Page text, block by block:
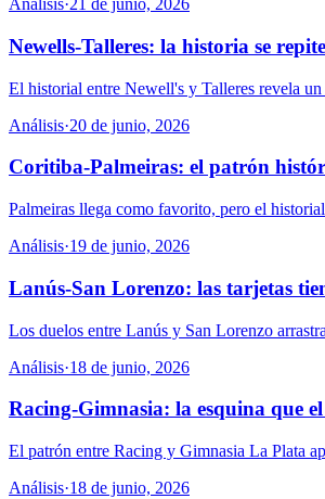
Análisis·21 de junio, 2026
Newells-Talleres: la historia se
El historial entre Newell's y Talleres revela
Análisis·20 de junio, 2026
Coritiba-Palmeiras: el patrón
Palmeiras llega como favorito, pero el
Análisis·19 de junio, 2026
Lanús-San Lorenzo: las tarjetas
Los duelos entre Lanús y San Lorenzo
Análisis·18 de junio, 2026
Racing-Gimnasia: la esquina que
El patrón entre Racing y Gimnasia La Plata
Análisis·18 de junio, 2026